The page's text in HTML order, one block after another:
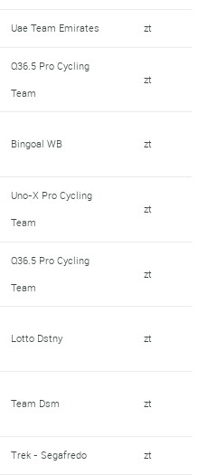
Uae Team Emirates zt
Q36.5 Pro Cycling
Team
zt
Bingoal WB zt
Uno-X Pro Cycling
Team
zt
Q36.5 Pro Cycling
Team
zt
Lotto Dstny zt
Team Dsm zt
Trek - Segafredo zt